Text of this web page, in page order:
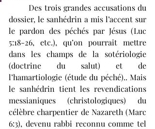
	Des trois grandes accusations du
dossier, le sanhédrin a mis l’accent sur
le pardon des péchés par Jésus (Luc
5:18-26, etc.), qu’on pourrait mettre
dans les champs de la sotériologie
(doctrine du salut) et de
l’hamartiologie (étude du péché).. Mais
le sanhédrin tient les revendications
messianiques (christologiques) du
célèbre charpentier de Nazareth (Marc
6:3), devenu rabbi reconnu comme tel